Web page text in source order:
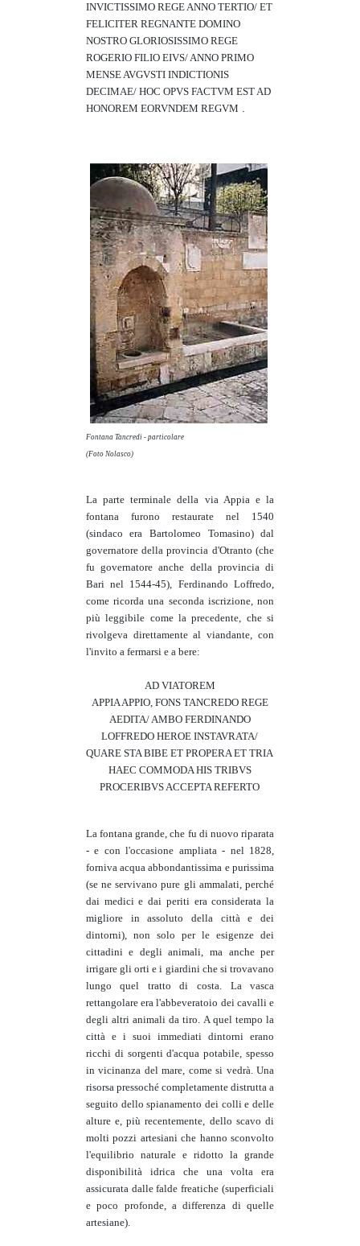
INVICTISSIMO REGE ANNO TERTIO/ ET
FELICITER REGNANTE DOMINO
NOSTRO GLORIOSISSIMO REGE
ROGERIO FILIO EIVS/ ANNO PRIMO
MENSE AVGVSTI INDICTIONIS
DECIMAE/ HOC OPVS FACTVM EST AD
HONOREM EORVNDEM REGVM
Fontana Tancredi - particolare
(Foto Nolasco)
La parte terminale della via Appia e la
fontana furono restaurate nel 1540
(sindaco era Bartolomeo Tomasino) dal
governatore della provincia d'Otranto (che
fu governatore anche della provincia di
Bari nel 1544-45), Ferdinando Loffredo,
come ricorda una seconda iscrizione, non
più leggibile come la precedente, che si
rivolgeva direttamente al viandante, con
l'invito a fermarsi e a bere:
AD VIATOREM
APPIA APPIO, FONS TANCREDO REGE
AEDITA/ AMBO FERDINANDO
LOFFREDO HEROE INSTAVRATA/
QUARE STA BIBE ET PROPERA ET TRIA
HAEC COMMODA HIS TRIBVS
PROCERIBVS ACCEPTA REFERTO
La fontana grande, che fu di nuovo riparata
- e con l'occasione ampliata - nel 1828,
forniva acqua abbondantissima e purissima
(se ne servivano pure gli ammalati, perché
dai medici e dai periti era considerata la
migliore in assoluto della città e dei
dintorni), non solo per le esigenze dei
cittadini e degli animali, ma anche per
irrigare gli orti e i giardini che si trovavano
lungo quel tratto di costa. La vasca
rettangolare era l'abbeveratoio dei cavalli e
degli altri animali da tiro. A quel tempo la
città e i suoi immediati dintorni erano
ricchi di sorgenti d'acqua potabile, spesso
in vicinanza del mare, come si vedrà. Una
risorsa pressoché completamente distrutta a
seguito dello spianamento dei colli e delle
alture e, più recentemente, dello scavo di
molti pozzi artesiani che hanno sconvolto
l'equilibrio naturale e ridotto la grande
disponibilità idrica che una volta era
assicurata dalle falde freatiche (superficiali
e poco profonde, a differenza di quelle
artesiane).